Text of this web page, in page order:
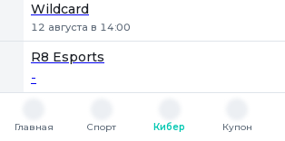
Wildcard
12 августа в 14:00
R8 Esports
-
Team Falcons
Главная
Спорт
Кибер
Купон